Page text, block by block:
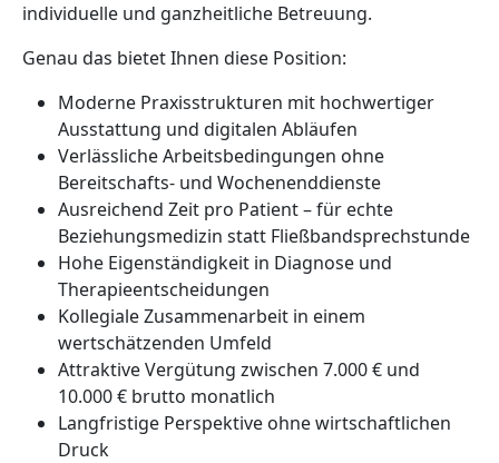
individuelle und ganzheitliche Betreuung.
Genau das bietet Ihnen diese Position:
Moderne Praxisstrukturen mit hochwertiger
Ausstattung und digitalen Abläufen
Verlässliche Arbeitsbedingungen ohne
Bereitschafts- und Wochenenddienste
Ausreichend Zeit pro Patient – für echte
Beziehungsmedizin statt Fließbandsprechstunde
Hohe Eigenständigkeit in Diagnose und
Therapieentscheidungen
Kollegiale Zusammenarbeit in einem
wertschätzenden Umfeld
Attraktive Vergütung zwischen 7.000 € und
10.000 € brutto monatlich
Langfristige Perspektive ohne wirtschaftlichen
Druck